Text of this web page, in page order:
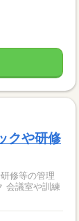
クや研修
修等の管理
会議室や訓練